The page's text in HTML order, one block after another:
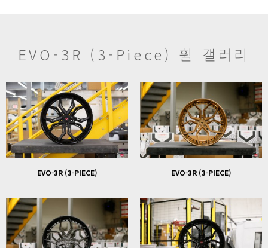
EVO-3R (3-Piece) 휠 갤러리
EVO-3R (3-PIECE) EVO-3R (3-PIECE)